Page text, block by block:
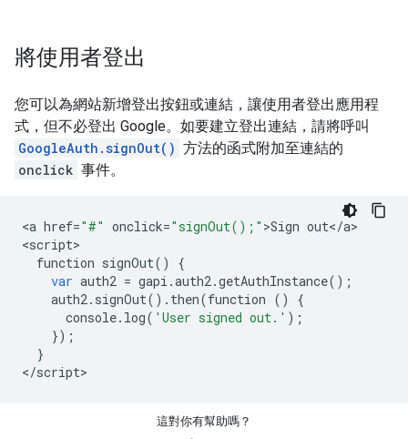
將使用者登出
您可以為網站新增登出按鈕或連結，讓使用者登出應用程
式，但不必登出 Google。如要建立登出連結，請將呼叫
GoogleAuth.signOut() 方法的函式附加至連結的
onclick 事件。
<a href="#" onclick="signOut();" >Sign out</a>
<script
function signOut()
{
var auth2 = gapi .auth2.getAuthInstance();
auth2. signOut() . then(function ()
{
console. log( 'User signed out.' );
});
}
</script
這對你有幫助嗎？